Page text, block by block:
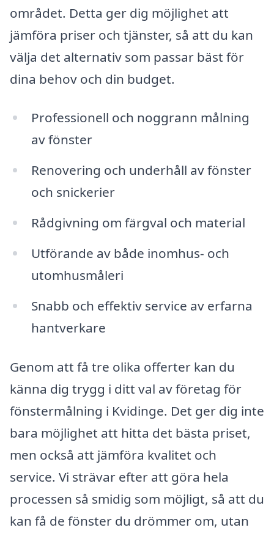
området. Detta ger dig möjlighet att
jämföra priser och tjänster, så att du kan
välja det alternativ som passar bäst för
dina behov och din budget.
Professionell och noggrann målning
av fönster
Renovering och underhåll av fönster
och snickerier
Rådgivning om färgval och material
Utförande av både inomhus- och
utomhusmåleri
Snabb och effektiv service av erfarna
hantverkare
Genom att få tre olika offerter kan du
känna dig trygg i ditt val av företag för
fönstermålning i Kvidinge. Det ger dig inte
bara möjlighet att hitta det bästa priset,
men också att jämföra kvalitet och
service. Vi strävar efter att göra hela
processen så smidig som möjligt, så att du
kan få de fönster du drömmer om, utan